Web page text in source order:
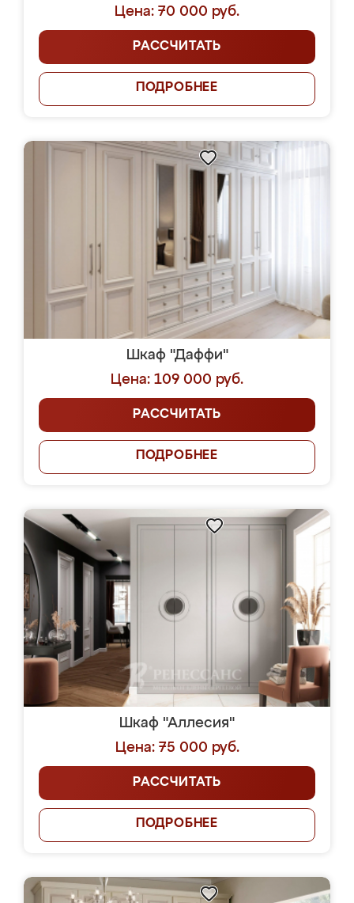
Цена: 70 000 руб.
РАССЧИТАТЬ
ПОДРОБНЕЕ
Шкаф "Даффи"
Цена: 109 000 руб.
РАССЧИТАТЬ
ПОДРОБНЕЕ
Шкаф "Аллесия"
Цена: 75 000 руб.
РАССЧИТАТЬ
ПОДРОБНЕЕ